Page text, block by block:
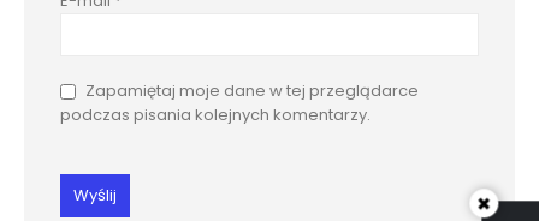
Zapamiętaj moje dane w tej przeglądarce
podczas pisania kolejnych komentarzy.
×